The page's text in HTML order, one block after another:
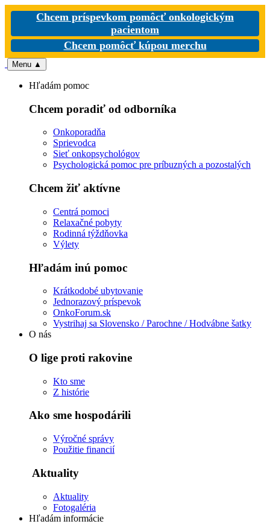
Chcem príspevkom pomôcť onkologickým
pacientom
Chcem pomôcť kúpou merchu
Menu ▲
Hľadám pomoc
Chcem poradiť od odborníka
Onkoporadňa
Sprievodca
Sieť onkopsychológov
Psychologická pomoc pre príbuzných a pozostalých
Chcem žiť aktívne
Centrá pomoci
Relaxačné pobyty
Rodinná týždňovka
Výlety
Hľadám inú pomoc
Krátkodobé ubytovanie
Jednorazový príspevok
OnkoForum.sk
Vystrihaj sa Slovensko / Parochne / Hodvábne šatky
O nás
O lige proti rakovine
Kto sme
Z histórie
Ako sme hospodárili
Výročné správy
Použitie financií
Aktuality
Aktuality
Fotogaléria
Hľadám informácie